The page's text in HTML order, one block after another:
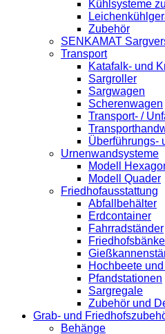
Kühlsysteme
Zubehör
SENKAMAT
Transport
Katafalk- und
Sargroller
Sargwagen
Scherenwagen
Transport- /
Überführungs-
Urnenwandsysteme
Modell
Modell Quader
Friedhofausstattung
Abfallbehälter
Erdcontainer
Fahrradständer
Friedhofsbänke
Hochbeete
Pfandstationen
Sargregale
Zubehör und
Grab- und
Behänge